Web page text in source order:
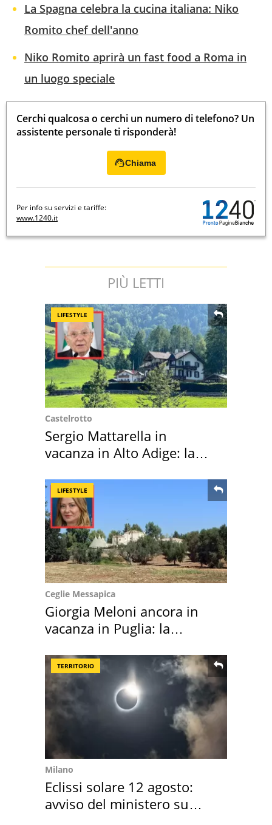
La Spagna celebra la cucina italiana: Niko
Romito chef dell'anno
Niko Romito aprirà un fast food a Roma in
un luogo speciale
Cerchi qualcosa o cerchi un numero di telefono? Un
assistente personale ti risponderà!
Chiama
Per info su servizi e tariffe:
www.1240.it
PIÙ LETTI
LIFESTYLE
Castelrotto
Sergio Mattarella in
vacanza in Alto Adige: la
LIFESTYLE
Ceglie Messapica
Giorgia Meloni ancora in
vacanza in Puglia: la
TERRITORIO
Milano
Eclissi solare 12 agosto:
avviso del ministero su